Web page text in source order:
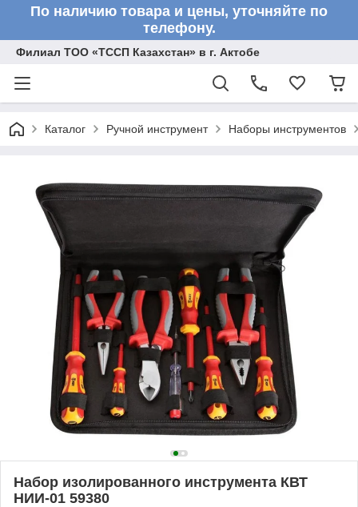
По наличию товара и цены, уточняйте по
телефону.
Филиал ТОО «ТССП Казахстан» в г. Актобе
Каталог Ручной инструмент Наборы инструментов
Набор изолированного инструмента КВТ
НИИ-01 59380